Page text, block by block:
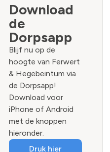
Download
de
Dorpsapp
Blijf nu op de
hoogte van Ferwert
& Hegebeintum via
de Dorpsapp!
Download voor
iPhone of Android
met de knoppen
hieronder.
Druk hier